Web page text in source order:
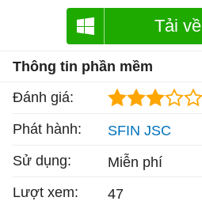
Tải về
Thông tin phần mềm
Đánh giá:
Phát hành:
SFIN JSC
Sử dụng:
Miễn phí
Lượt xem:
47